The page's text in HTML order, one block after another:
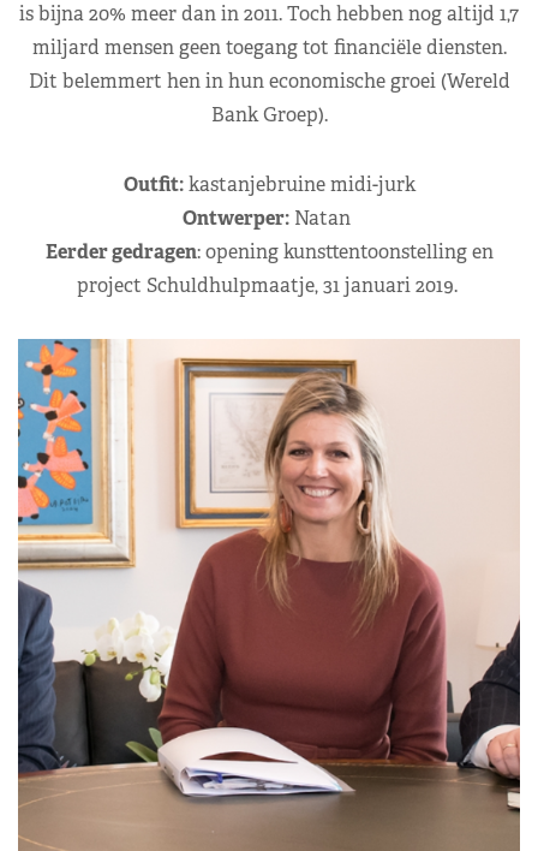
is bijna 20% meer dan in 2011. Toch hebben nog altijd 1,7
miljard mensen geen toegang tot financiële diensten.
Dit belemmert hen in hun economische groei (Wereld
Bank Groep).
Outfit:kastanjebruine midi-jurk
Ontwerper: Natan
Eerder gedragen: opening kunsttentoonstelling en
project Schuldhulpmaatje, 31 januari 2019.